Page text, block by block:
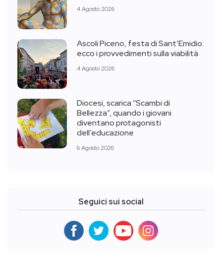
4 Agosto 2026
Ascoli Piceno, festa di Sant’Emidio:
ecco i provvedimenti sulla viabilità
4 Agosto 2026
Diocesi, scarica “Scambi di
Bellezza”, quando i giovani
diventano protagonisti
dell’educazione
6 Agosto 2026
Seguici sui social